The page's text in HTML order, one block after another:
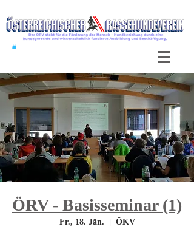
ÖRV - Basisseminar (1)
Fr., 18. Jän. ÖKV